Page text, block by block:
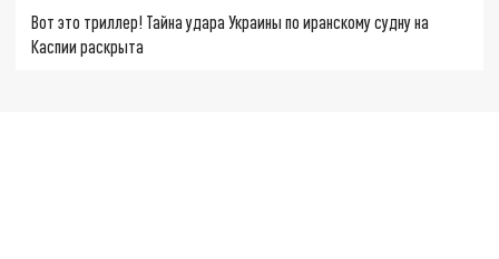
Вот это триллер! Тайна удара Украины по иранскому судну на
Каспии раскрыта